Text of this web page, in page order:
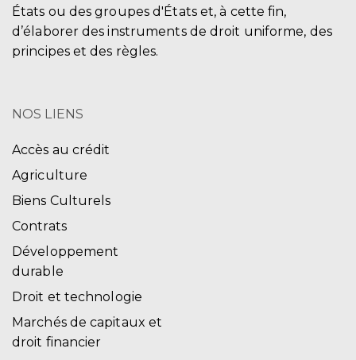
États ou des groupes d'États et, à cette fin,
d’élaborer des instruments de droit uniforme, des
principes et des règles.
NOS LIENS
Accès au crédit
Agriculture
Biens Culturels
Contrats
Développement
durable
Droit et technologie
Marchés de capitaux et
droit financier